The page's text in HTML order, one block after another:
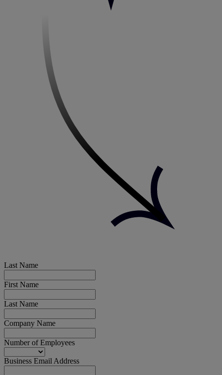
Last Name
First Name
Last Name
Company Name
Number of Employees
Business Email Address